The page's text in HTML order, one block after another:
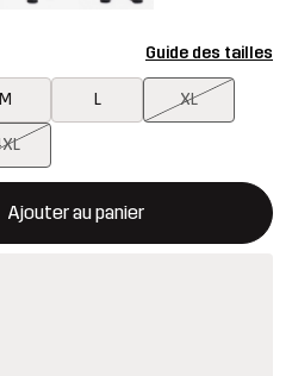
Guide des tailles
M L XL
Ajouter au panier
modale confirmant un nouvel